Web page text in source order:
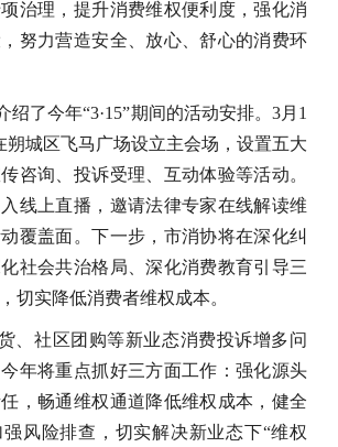
治理，提升消费维权便利度，强化消
努力营造安全、放心、舒心的消费环
绍了今年“3·15”期间的活动安排。3月1
朔城区飞马广场设立主会场，设置五大
咨询、投诉受理、互动体验等活动。
线上直播，邀请法律专家在线解读维
覆盖面。下一步，市消协将在深化纠
社会共治格局、深化消费教育引导三
切实降低消费者维权成本。
、社区团购等新业态消费投诉增多问
年将重点抓好三方面工作：强化源头
，畅通维权通道降低维权成本，健全
风险排查，切实解决新业态下“维权